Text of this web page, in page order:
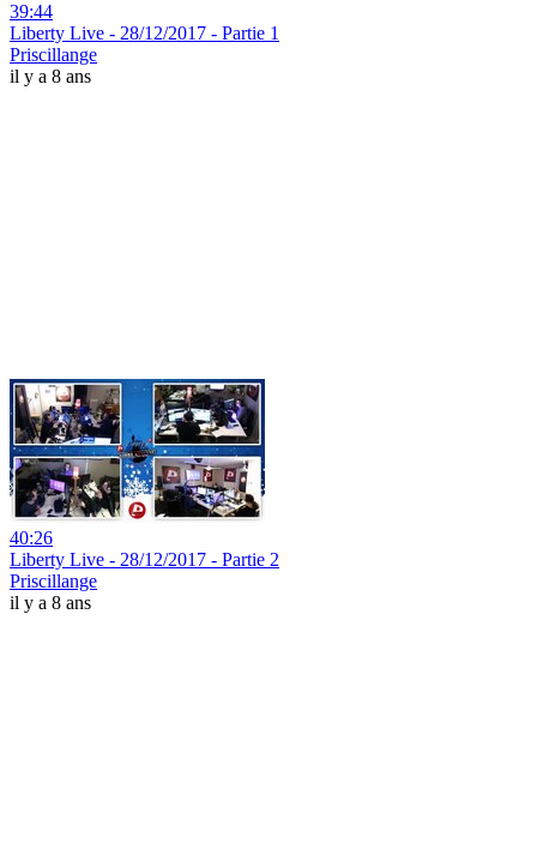
39:44
Liberty Live - 28/12/2017 - Partie 1
Priscillange
il y a 8 ans
40:26
Liberty Live - 28/12/2017 - Partie 2
Priscillange
il y a 8 ans